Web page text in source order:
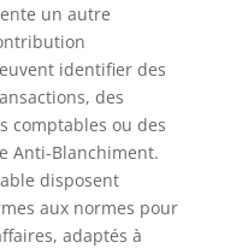
un autre
identifier des
des
comptables ou des
Anti-Blanchiment.
disposent
aux normes pour
adaptés à